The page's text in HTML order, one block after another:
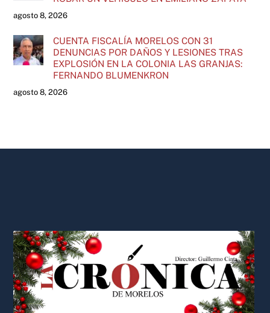
agosto 8, 2026
CUENTA FISCALÍA MORELOS CON 31
DENUNCIAS POR DAÑOS Y LESIONES TRAS
EXPLOSIÓN EN LA COLONIA LAS GRANJAS:
FERNANDO BLUMENKRON
agosto 8, 2026
To
Top